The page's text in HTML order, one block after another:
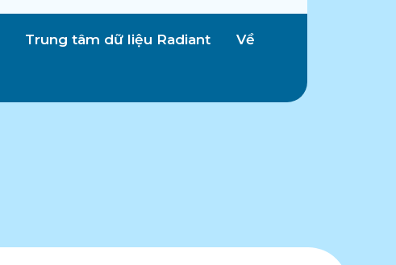
Trung tâm dữ liệu Radiant Về